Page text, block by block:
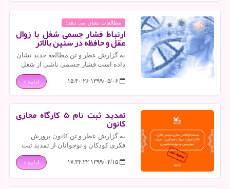
مطالعات نشان می دهد؛
ارتباط فشار جسمی شغل با زوال
عقل و حافظه در سنین بالاتر
به گزارش عطر و تن مطالعه جدید نشان
داده است فشار جسمی ناشی از شغل
با روند سریع تر پیری مغز و حافظه
ضعیف تر مرتبط می باشد.
۱۳۹۹/۰۵/۰۶ ۱۵:۳۰:۲۶ ادامه
تمدید ثبت نام ۵ كارگاه مجازی
كانون
به گزارش عطر و تن كانون پرورش
فكری كودكان و نوجوانان از تمدید ثبت
نام پنج كارگاه مجازی اش تا ۲۰ تیر اطلاع
داد.
۱۳۹۹/۰۴/۱۵ ۱۷:۳۴:۲۲ ادامه